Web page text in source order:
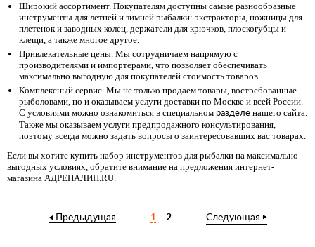
Широкий ассортимент. Покупателям доступны самые разнообразные
инструменты для летней и зимней рыбалки: экстракторы, ножницы для
плетенок и заводных колец, держатели для крючков, плоскогубцы и
клещи, а также многое другое.
Привлекательные цены. Мы сотрудничаем напрямую с
производителями и импортерами, что позволяет обеспечивать
максимально выгодную для покупателей стоимость товаров.
Комплексный сервис. Мы не только продаем товары, востребованные
рыболовами, но и оказываем услуги доставки по Москве и всей России.
С условиями можно ознакомиться в специальном разделе нашего сайта.
Также мы оказываем услуги предпродажного консультирования,
поэтому всегда можно задать вопросы о заинтересовавших вас товарах.
Если вы хотите купить набор инструментов для рыбалки на максимально
выгодных условиях, обратите внимание на предложения интернет-
магазина АДРЕНАЛИН.RU.
Предыдущая 1 2 Следующая